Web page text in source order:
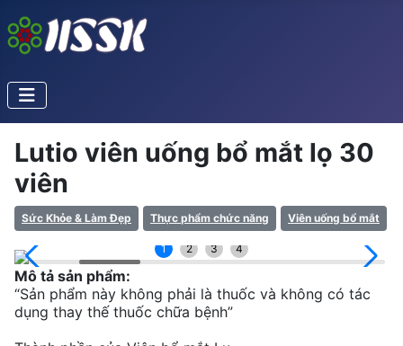
Lutio viên uống bổ mắt lọ 30
viên
Sức Khỏe & Làm Đẹp Thực phẩm chức năng Viên uống bổ mắt
1 2 3 4
Mô tả sản phẩm:
“Sản phẩm này không phải là thuốc và không có tác
dụng thay thế thuốc chữa bệnh”